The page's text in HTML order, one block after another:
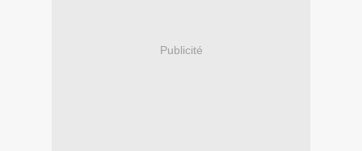
Publicité